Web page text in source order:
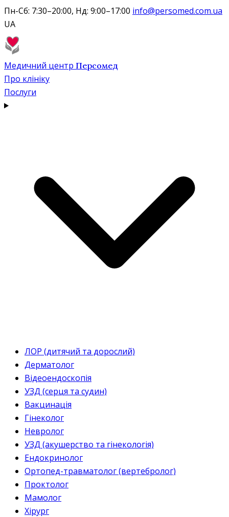
Пн-Сб: 7:30–20:00, Нд: 9:00–17:00 info@persomed.com.ua
UA
Медичний центр Персомед
Про клініку
Послуги
ЛОР (дитячий та дорослий)
Дерматолог
Відеоендоскопія
УЗД (серця та судин)
Вакцинація
Гінеколог
Невролог
УЗД (акушерство та гінекологія)
Ендокринолог
Ортопед-травматолог (вертебролог)
Проктолог
Мамолог
Хірург